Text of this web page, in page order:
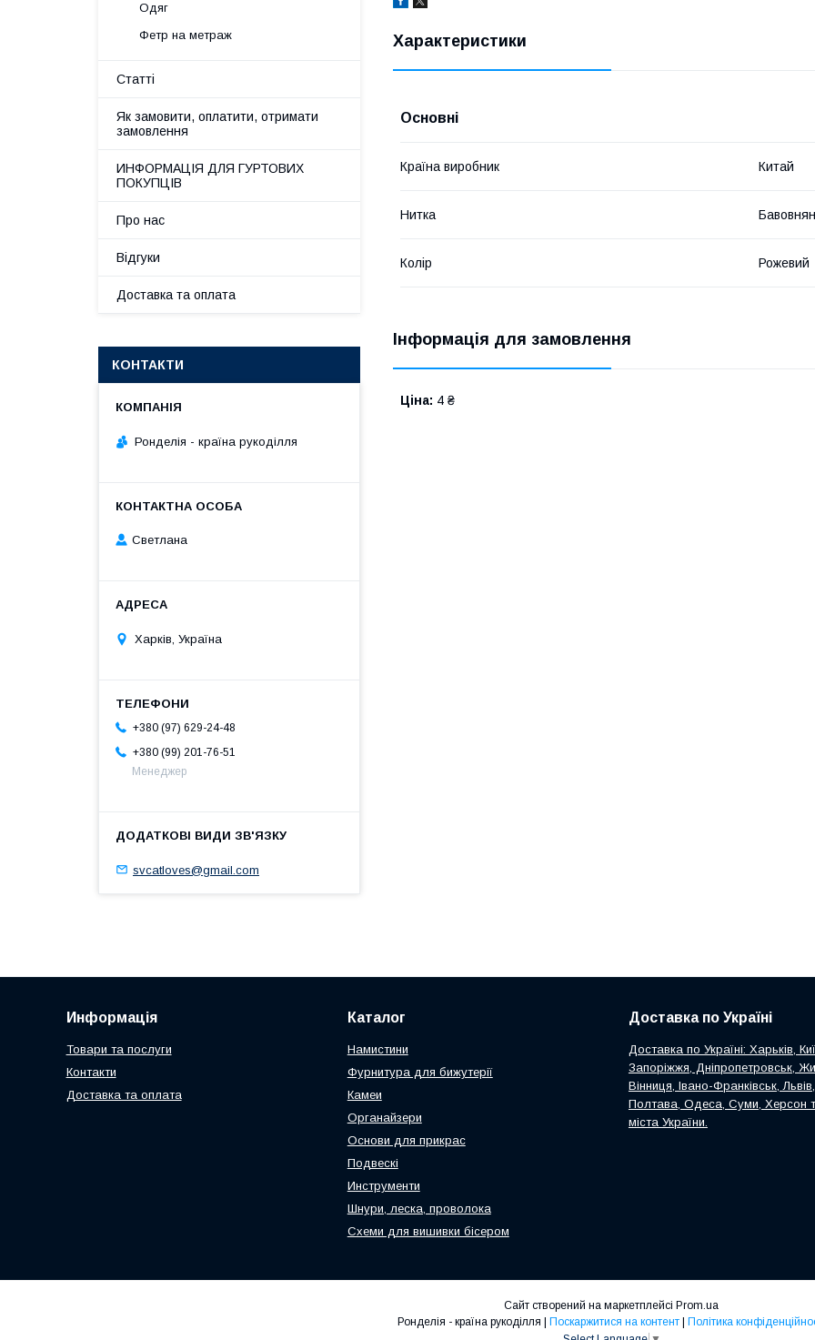
Характеристики
Основні
Країна виробник Китай
Нитка
Колір Рожевий
Інформація для замовлення
Ціна: 4 ₴
Одяг
Фетр на метраж
Статті
Як замовити, оплатити, отримати
замовлення
ИНФОРМАЦІЯ ДЛЯ ГУРТОВИХ
ПОКУПЦІВ
Про нас
Відгуки
Доставка та оплата
КОНТАКТИ
Ронделія - країна рукоділля
Светлана
Харків, Україна
+380 (97) 629-24-48
+380 (99) 201-76-51
Менеджер
svcatloves@gmail.com
Информація
Товари та послуги
Контакти
Доставка та оплата
Каталог
Намистини
Фурнитура для бижутерії
Камеи
Органайзери
Основи для прикрас
Подвескі
Инструменти
Шнури, леска, проволока
Схеми для вишивки бісером
Доставка по Україні
Доставка по Україні: Харьків,
Запоріжжя, Дніпропетровськ,
Вінниця, Івано-Франківськ,
Полтава, Одеса, Суми, Херсон
міста України.
Сайт створений на маркетплейсі Prom.ua
Поскаржитися на контент
Політика